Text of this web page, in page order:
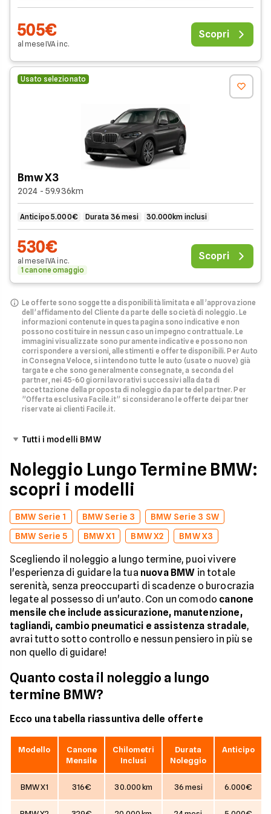
505€
al meseIVAinc.
Scopri
Usato selezionato
Bmw X3
2024 - 59.936km
Anticipo 5.000€ Durata 36 mesi 30.000km inclusi
530€
al meseIVAinc.
1 canone omaggio
Scopri
Le offerte sono soggette a disponibilità limitata e all’approvazione
dell’affidamento del Cliente da parte delle società di noleggio. Le
informazioni contenute in questa pagina sono indicative e non
possono costituire in nessun caso un impegno contrattuale. Le
immagini visualizzate sono puramente indicative e possono non
corrispondere a versioni, allestimenti e offerte disponibili. Per Auto
in Consegna Veloce, si intendono tutte le auto (usate o nuove) già
targate e che sono generalmente consegnate, a seconda del
partner, nei 45-60 giorni lavorativi successivi alla data di
accettazione della proposta di noleggio da parte del partner. Per
”Offerta esclusiva Facile.it” si considerano le offerte dei partner
riservate ai clienti Facile.it.
Tutti i modelli BMW
Noleggio Lungo Termine BMW:
scopri i modelli
BMW Serie 1 BMW Serie 3
BMW Serie 3 SW
BMW Serie 5
BMW X1 BMW X2 BMW X3
Scegliendo il noleggio a lungo termine, puoi vivere
l'esperienza di guidare la tua nuova BMW in totale
serenità, senza preoccuparti di scadenze o burocrazia
legate al possesso di un'auto. Con un comodo canone
mensile che include assicurazione, manutenzione,
tagliandi, cambio pneumatici e assistenza stradale,
avrai tutto sotto controllo e nessun pensiero in più se
non quello di guidare!
Quanto costa il noleggio a lungo
termine BMW?
Ecco una tabella riassuntiva delle offerte
Modello
Canone
Mensile
Chilometri
Inclusi
Durata
Noleggio
Anticipo
BMW X1 316€ 30.000 km 36 mesi 6.000€